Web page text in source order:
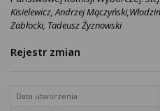
Kisielewicz,Andrzej Mączyński,
Zabłocki, Tadeusz Żyznowski
Rejestr zmian
Data utworzenia